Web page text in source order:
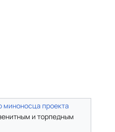
миноносца проекта
и торпедным